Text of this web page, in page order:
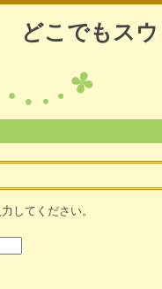
どこでもス
してください。